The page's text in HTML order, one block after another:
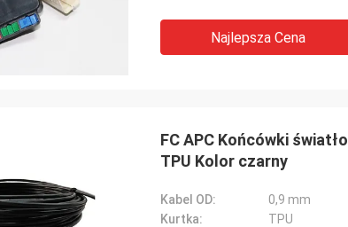
Najlepsza Cena
FC APC Końcówki
TPU Kolor czarny
Kabel OD:
0,9 mm
Kurtka:
TPU